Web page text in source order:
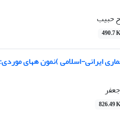
حبیب
490.7
ایرانی-اسلامی )نمون ههای
826.49